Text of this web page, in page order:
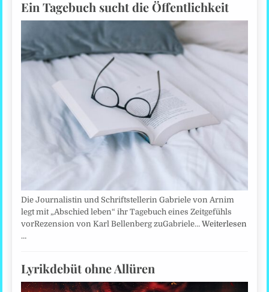
Ein Tagebuch sucht die Öffentlichkeit
Die Journalistin und Schriftstellerin Gabriele von Arnim
legt mit „Abschied leben“ ihr Tagebuch eines Zeitgefühls
vorRezension von Karl Bellenberg zuGabriele…Weiterlesen
…
Lyrikdebüt ohne Allüren